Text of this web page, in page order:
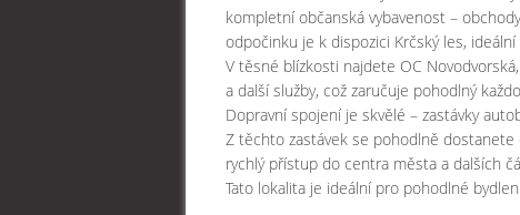
kompletní občanská vybavenost –
odpočinku je k dispozici Krčský les,
V těsné blízkosti najdete OC
a další služby, což zaručuje pohodlný
Dopravní spojení je skvělé – zastávky
Z těchto zastávek se pohodlně
rychlý přístup do centra města a dalších
Tato lokalita je ideální pro pohodlné